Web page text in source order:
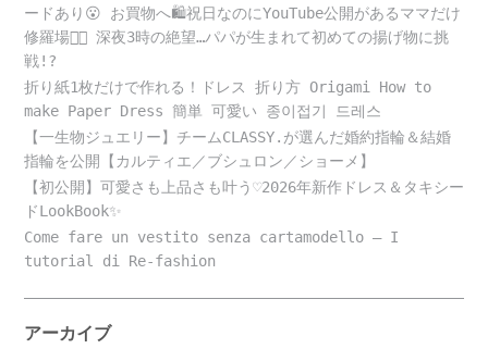
ードあり😮 お買物へ🛍️祝日なのにYouTube公開があるママだけ
修羅場😵‍💫 深夜3時の絶望…パパが生まれて初めての揚げ物に挑
戦!?
折り紙1枚だけで作れる！ドレス 折り方 Origami How to
make Paper Dress 簡単 可愛い 종이접기 드레스
【一生物ジュエリー】チームCLASSY.が選んだ婚約指輪＆結婚
指輪を公開【カルティエ／ブシュロン／ショーメ】
【初公開】可愛さも上品さも叶う♡2026年新作ドレス＆タキシー
ドLookBook✨
Come fare un vestito senza cartamodello – I
tutorial di Re-fashion
アーカイブ